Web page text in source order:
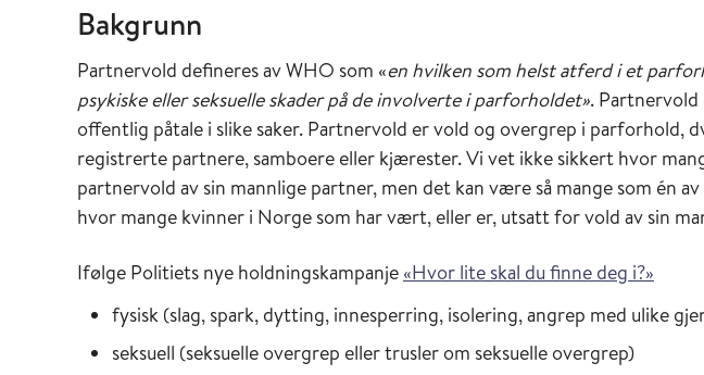
Bakgrunn
Partnervold defineres av WHO som «en hvilken som helst atferd i et
psykiske eller seksuelle skader på de involverte i parforholdet».
offentlig påtale i slike saker. Partnervold er vold og overgrep i parforhold,
registrerte partnere, samboere eller kjærester. Vi vet ikke sikkert hvor
partnervold av sin mannlige partner, men det kan være så mange som én
hvor mange kvinner i Norge som har vært, eller er, utsatt for vold av sin
Ifølge Politiets nye holdningskampanje «Hvor lite skal du finne deg i?»
fysisk (slag, spark, dytting, innesperring, isolering, angrep med ulike
seksuell (seksuelle overgrep eller trusler om seksuelle overgrep)